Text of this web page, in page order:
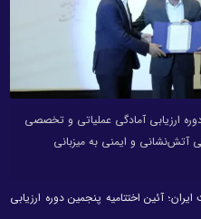
ارزیابی آمادگی عملیاتی و تخصصی
آتش‌نشانی و ایمنی به میزبانی
آئین اختتامیه پنجمین دوره ارزیابی